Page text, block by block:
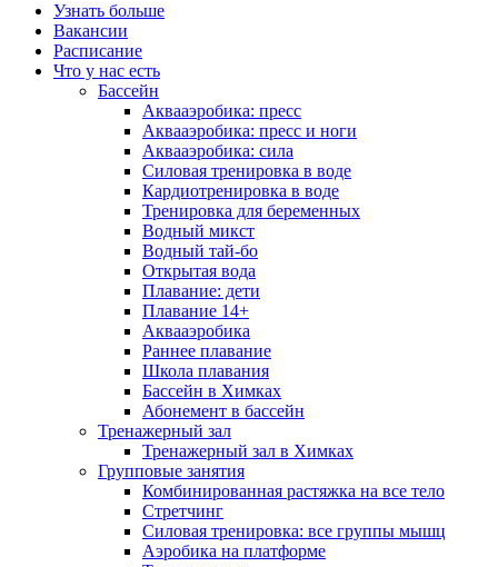
Узнать больше
Вакансии
Расписание
Что у нас есть
Бассейн
Аквааэробика: пресс
Аквааэробика: пресс и ноги
Аквааэробика: сила
Силовая тренировка в воде
Кардиотренировка в воде
Тренировка для беременных
Водный микст
Водный тай-бо
Открытая вода
Плавание: дети
Плавание 14+
Аквааэробика
Раннее плавание
Школа плавания
Бассейн в Химках
Абонемент в бассейн
Тренажерный зал
Тренажерный зал в Химках
Групповые занятия
Комбинированная растяжка на все тело
Стретчинг
Силовая тренировка: все группы мышц
Аэробика на платформе